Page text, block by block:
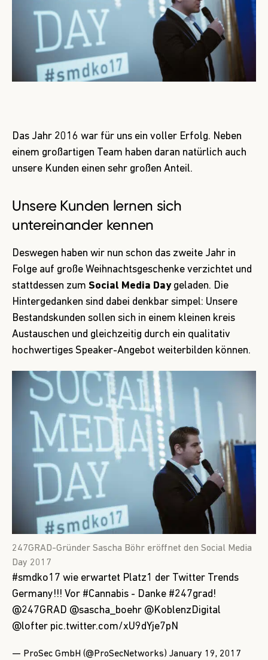
Das Jahr 2016 war für uns ein voller Erfolg. Neben
einem großartigen Team haben daran natürlich auch
unsere Kunden einen sehr großen Anteil.
Unsere Kunden lernen sich
untereinander kennen
Deswegen haben wir nun schon das zweite Jahr in
Folge auf große Weihnachtsgeschenke verzichtet und
stattdessen zum Social Media Daygeladen. Die
Hintergedanken sind dabei denkbar simpel: Unsere
Bestandskunden sollen sich in einem kleinen kreis
Austauschen und gleichzeitig durch ein qualitativ
hochwertiges Speaker-Angebot weiterbilden können.
247GRAD-Gründer Sascha Böhr eröffnet den Social Media
Day 2017
#smdko17 wie erwartet Platz1 der Twitter Trends
Germany!!! Vor #Cannabis - Danke #247grad!
@247GRAD @sascha_boehr @KoblenzDigital
@lofter pic.twitter.com/xU9dYje7pN
— ProSec GmbH (@ProSecNetworks) January 19, 2017